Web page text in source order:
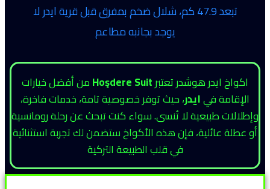
تبعد47.9كم، شلال ضخم بمفرق قبل قرية ايدر لا
يوجد بجانبه مطاعم
اكواخ ايدر هوشدر تعتبرHoşdere Suitمن أفضل خيارات
الإقامة فيايدر، حيث توفر خصوصية تامة، خدمات فاخرة،
وإطلالات طبيعية لا تُنسى. سواء كنت تبحث عن رحلة رومانسية
أو عطلة عائلية، فإن هذه الأكواخ ستضمن لك تجربة استثنائية
في قلب الطبيعة التركية